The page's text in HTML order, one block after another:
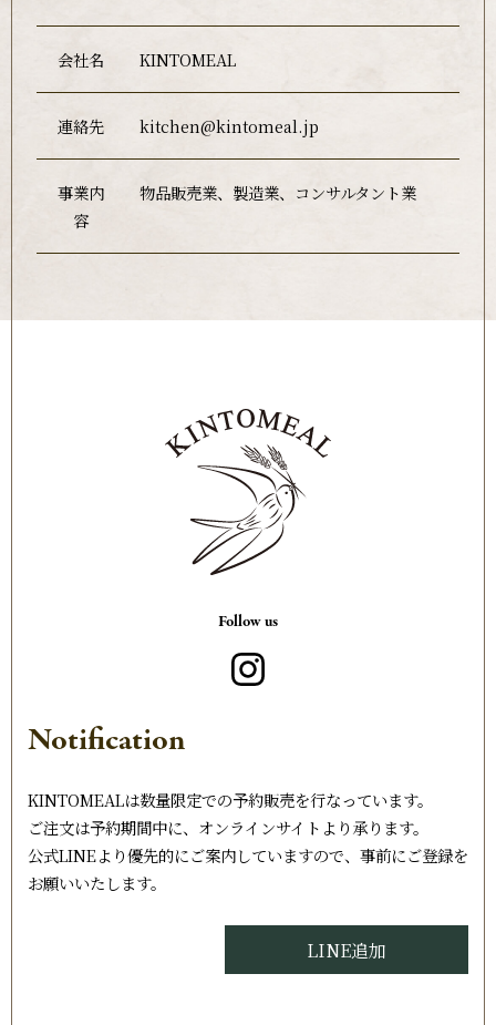
会社名 KINTOMEAL
連絡先 kitchen@kintomeal.jp
事業内
容
物品販売業、製造業、コンサルタント業
Follow us
Notification
KINTOMEALは数量限定での予約販売を行なっています。
ご注文は予約期間中に、オンラインサイトより承ります。
公式LINEより優先的にご案内していますので、事前にご登録を
お願いいたします。
LINE追加